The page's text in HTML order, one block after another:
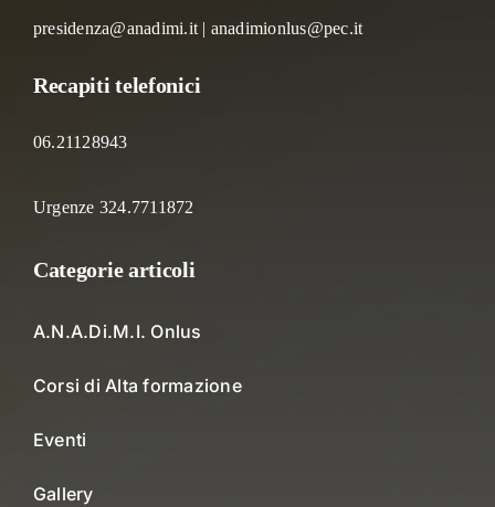
presidenza@anadimi.it | anadimionlus@pec.it
Recapiti telefonici
06.21128943
Urgenze 324.7711872
Categorie articoli
A.N.A.Di.M.I. Onlus
Corsi di Alta formazione
Eventi
Gallery